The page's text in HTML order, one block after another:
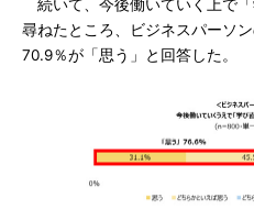
続いて、今後働いていく上で
尋ねたところ、ビジネスパーソ
70.9％が「思う」と回答した。